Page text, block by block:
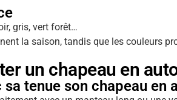
gris, vert forêt…
la saison, tandis que les couleurs
un chapeau en
tenue son chapeau en